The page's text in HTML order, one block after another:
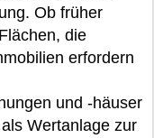
Ob früher
die
erfordern
und -häuser
Wertanlage zur